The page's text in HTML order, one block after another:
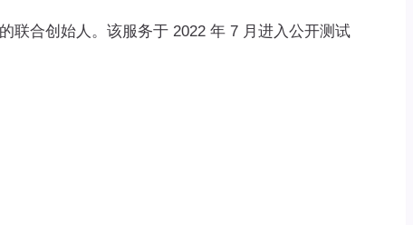
合创始人。该服务于 2022 年 7 月进入公开测试